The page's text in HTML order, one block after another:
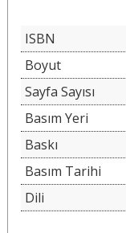
ISBN
Boyut
Sayfa Sayısı
Basım Yeri
Baskı
Basım Tarihi
Dili